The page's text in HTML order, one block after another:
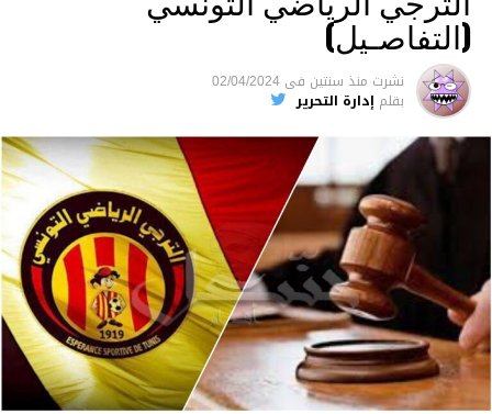
(التفاصـيل)
نشرت منذ سنتين فى 02/04/2024
بقلم إدارة التحرير